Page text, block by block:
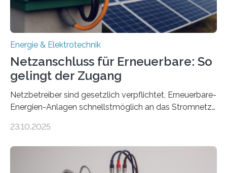
Energie & Elektrotechnik
Netzanschluss für Erneuerbare: So
gelingt der Zugang
Netzbetreiber sind gesetzlich verpflichtet, Erneuerbare-
Energien-Anlagen schnellstmöglich an das Stromnetz
ermöglichen. Doch der dafür nötige Netzausbau hinkt
einem „Anschlussstau“. Die Stiftung
Umweltenergierecht hat den Rechtsrahmen in einem
23.10.2025